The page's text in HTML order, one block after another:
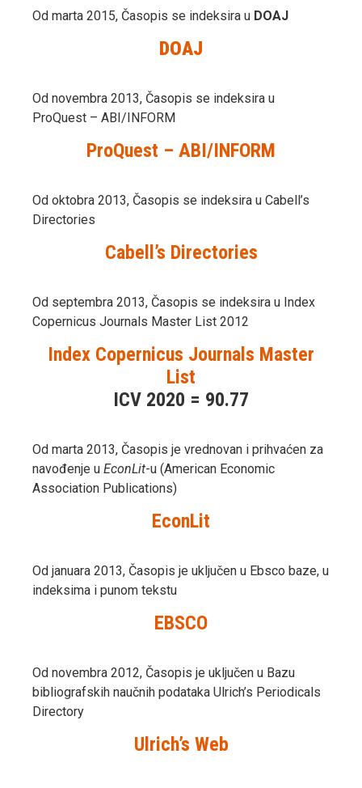
Od marta 2015, Časopis se indeksira u DOAJ
DOAJ
Od novembra 2013, Časopis se indeksira u
ProQuest – ABI/INFORM
ProQuest – ABI/INFORM
Od oktobra 2013, Časopis se indeksira u Cabell’s
Directories
Cabell’s Directories
Od septembra 2013, Časopis se indeksira u Index
Copernicus Journals Master List 2012
Index Copernicus Journals Master
List
ICV 2020 = 90.77
Od marta 2013, Časopis je vrednovan i prihvaćen za
navođenje u EconLit-u (American Economic
Association Publications)
EconLit
Od januara 2013, Časopis je uključen u Ebsco baze, u
indeksima i punom tekstu
EBSCO
Od novembra 2012, Časopis je uključen u Bazu
bibliografskih naučnih podataka Ulrich’s Periodicals
Directory
Ulrich’s Web